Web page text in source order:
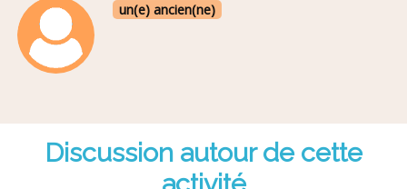
un(e) ancien(ne)
Discussion autour de cette